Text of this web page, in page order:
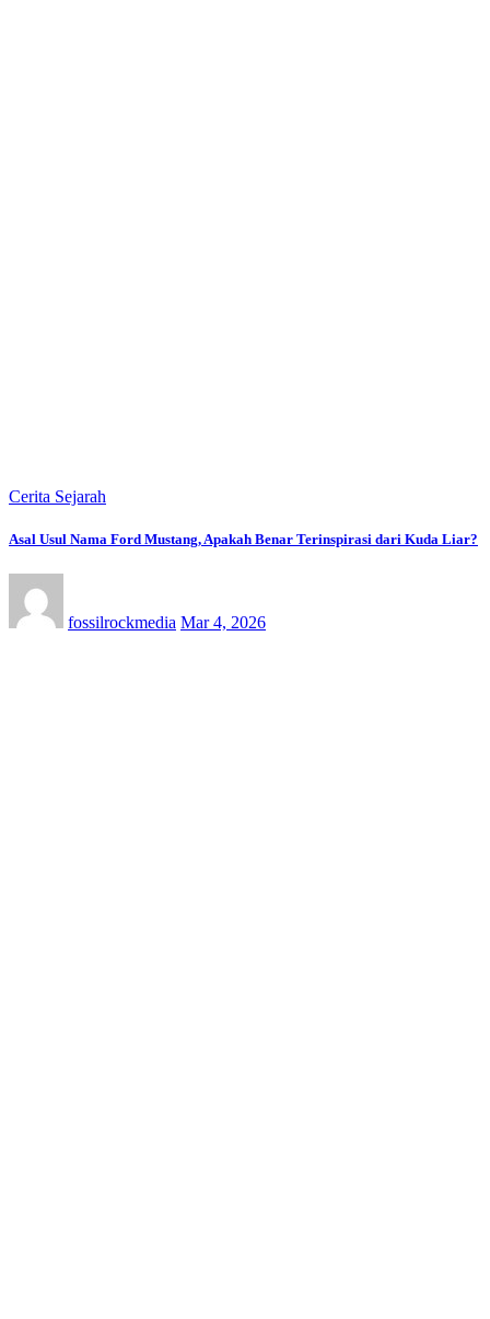
Cerita Sejarah
Asal Usul Nama Ford Mustang, Apakah Benar Terinspirasi dari Kuda Liar?
fossilrockmedia Mar 4, 2026